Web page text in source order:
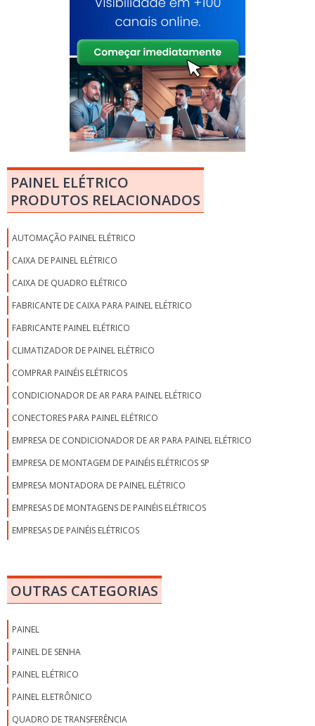
PAINEL ELÉTRICO
PRODUTOS RELACIONADOS
AUTOMAÇÃO PAINEL ELÉTRICO
CAIXA DE PAINEL ELÉTRICO
CAIXA DE QUADRO ELÉTRICO
FABRICANTE DE CAIXA PARA PAINEL ELÉTRICO
FABRICANTE PAINEL ELÉTRICO
CLIMATIZADOR DE PAINEL ELÉTRICO
COMPRAR PAINÉIS ELÉTRICOS
CONDICIONADOR DE AR PARA PAINEL ELÉTRICO
CONECTORES PARA PAINEL ELÉTRICO
EMPRESA DE CONDICIONADOR DE AR PARA PAINEL ELÉTRICO
EMPRESA DE MONTAGEM DE PAINÉIS ELÉTRICOS SP
EMPRESA MONTADORA DE PAINEL ELÉTRICO
EMPRESAS DE MONTAGENS DE PAINÉIS ELÉTRICOS
EMPRESAS DE PAINÉIS ELÉTRICOS
EMPRESAS MONTADORAS DE PAINÉIS ELÉTRICOS EM SP
EMPRESAS MONTADORAS DE PAINÉIS ELÉTRICOS INDUSTRIAIS
OUTRAS CATEGORIAS
PAINEL
PAINEL DE SENHA
PAINEL ELÉTRICO
PAINEL ELETRÔNICO
QUADRO DE TRANSFERÊNCIA